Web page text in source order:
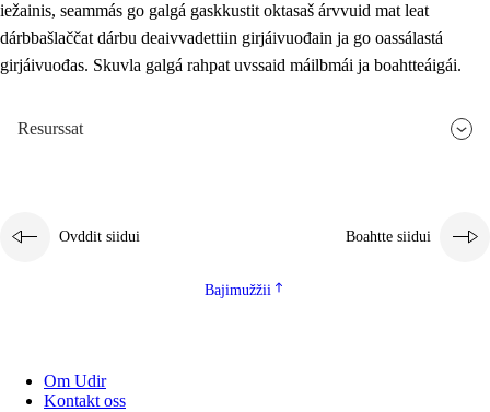
iežainis, seammás go galgá gaskkustit oktasaš árvvuid mat leat
dárbbašlaččat dárbu deaivvadettiin girjáivuođain ja go oassálastá
girjáivuođas. Skuvla galgá rahpat uvssaid máilbmái ja boahtteáigái.
Resurssat
Ovddit siidui Boahtte siidui
Bajimužžii
Om Udir
Kontakt oss